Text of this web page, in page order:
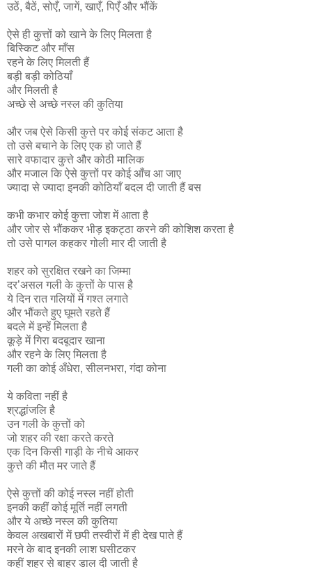
उठें, बैठें, सोएँ, जागें, खाएँ, पिएँ और भौंकें
ऐसे ही कुत्तों को खाने के लिए मिलता है
बिस्किट और माँस
रहने के लिए मिलती हैं
बड़ी बड़ी कोठियाँ
और मिलती है
अच्छे से अच्छे नस्ल की कुतिया
और जब ऐसे किसी कुत्ते पर कोई संकट आता है
तो उसे बचाने के लिए एक हो जाते हैं
सारे वफादार कुत्ते और कोठी मालिक
और मजाल कि ऐसे कुत्तों पर कोई आँच आ जाए
ज्यादा से ज्यादा इनकी कोठियाँ बदल दी जाती हैं बस
कभी कभार कोई कुत्ता जोश में आता है
और जोर से भौंककर भीड़ इकट्ठा करने की कोशिश करता है
तो उसे पागल कहकर गोली मार दी जाती है
शहर को सुरक्षित रखने का जिम्मा
दर’असल गली के कुत्तों के पास है
ये दिन रात गलियों में गश्त लगाते
और भौंकते हुए घूमते रहते हैं
बदले में इन्हें मिलता है
कूड़े में गिरा बदबूदार खाना
और रहने के लिए मिलता है
गली का कोई अँधेरा, सीलनभरा, गंदा कोना
ये कविता नहीं है
श्रद्धांजलि है
उन गली के कुत्तों को
जो शहर की रक्षा करते करते
एक दिन किसी गाड़ी के नीचे आकर
कुत्ते की मौत मर जाते हैं
ऐसे कुत्तों की कोई नस्ल नहीं होती
इनकी कहीं कोई मूर्ति नहीं लगती
और ये अच्छे नस्ल की कुतिया
केवल अखबारों में छपी तस्वीरों में ही देख पाते हैं
मरने के बाद इनकी लाश घसीटकर
कहीं शहर से बाहर डाल दी जाती है